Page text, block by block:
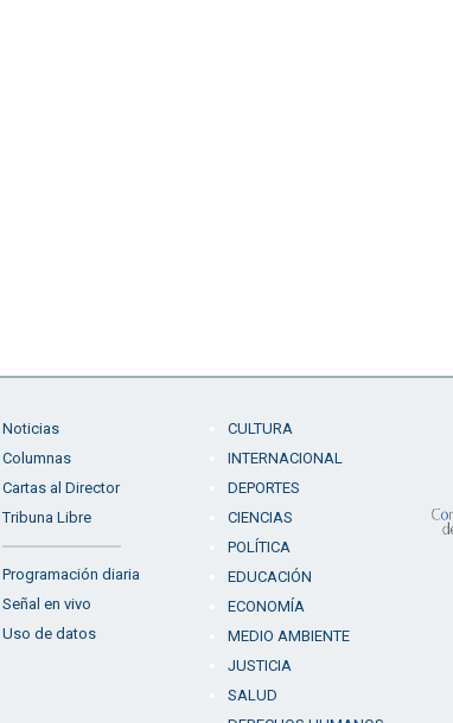
Noticias
Columnas
Cartas al Director
Tribuna Libre
Programación diaria
Señal en vivo
Uso de datos
CULTURA
INTERNACIONAL
DEPORTES
CIENCIAS
POLÍTICA
EDUCACIÓN
ECONOMÍA
MEDIO AMBIENTE
JUSTICIA
SALUD